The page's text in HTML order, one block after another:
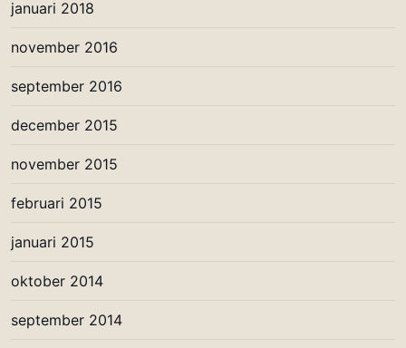
januari 2018
november 2016
september 2016
december 2015
november 2015
februari 2015
januari 2015
oktober 2014
september 2014